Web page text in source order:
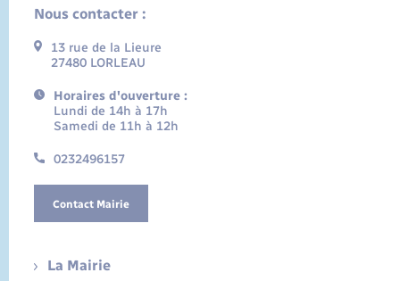
Nous contacter :
13 rue de la Lieure
27480 LORLEAU
Horaires d'ouverture :
Lundi de 14h à 17h
Samedi de 11h à 12h
0232496157
Contact Mairie
La Mairie